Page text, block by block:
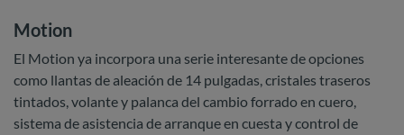
Motion
El Motion ya incorpora una serie interesante de opciones
como llantas de aleación de 14 pulgadas, cristales traseros
tintados, volante y palanca del cambio forrado en cuero,
sistema de asistencia de arranque en cuesta y control de